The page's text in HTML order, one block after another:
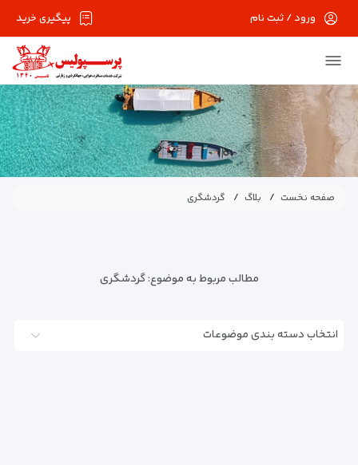
پیگیری خرید ورود / ثبت نام
صفحه نخست بلاگ گردشگری
مطالب مربوط به موضوع:گردشگری
انتخاب دسته بندی موضوعات